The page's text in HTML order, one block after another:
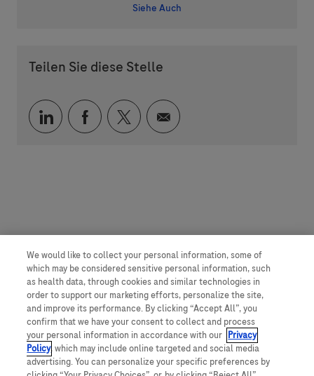
Siehe Auch
Teilen Sie diese Stelle
Über LinkedIn teilen
Über Facebook teilen
Über Twitter teilen
Per E-Mail teilen
We would like to collect your personal information, some of
which may be considered sensitive personal information, such
as health data, through cookies and similar technologies in
order to support our marketing efforts, personalize the site,
and improve its performance. By clicking “Accept All”, you
confirm that we have your consent to collect and process
your personal information in accordance with our Privacy
Policy, which may include online targeted and social media
advertising. You can personalize your specific preferences by